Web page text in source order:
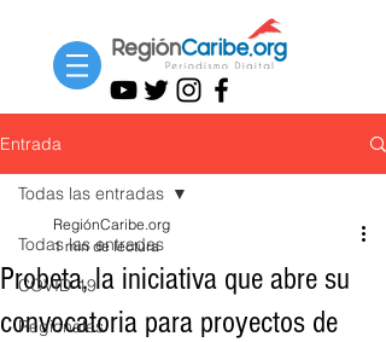
Entrada
Todas las entradas
COVID-19
Regionales
Todas las entradas
Probeta, la iniciativa que abre su
convocatoria para proyectos de
RegiónCaribe.org
1 min de lectura